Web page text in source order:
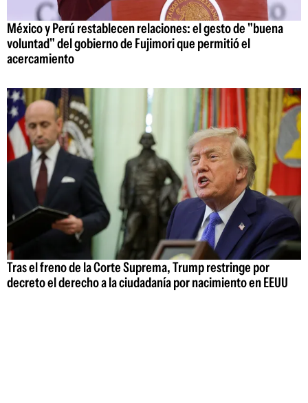
México y Perú restablecen relaciones: el gesto de "buena
voluntad" del gobierno de Fujimori que permitió el
acercamiento
Tras el freno de la Corte Suprema, Trump restringe por
decreto el derecho a la ciudadanía por nacimiento en EEUU